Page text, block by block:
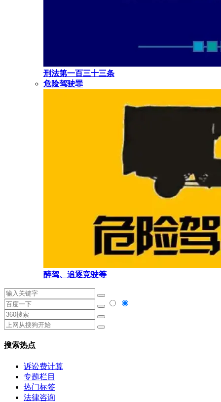
刑法第一百三十三条
危险驾驶罪
醉驾、追逐竞驶等
搜索热点
诉讼费计算
专题栏目
热门标签
法律咨询